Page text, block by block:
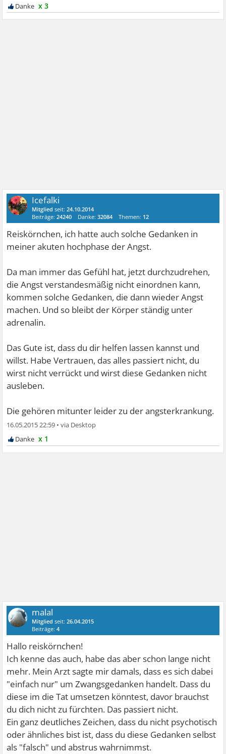
x 3
Icefalki
Mitglied seit:24.10.2014
Beiträge:24240 Danke:32084 Themen: 12
Reiskörnchen, ich hatte auch solche Gedanken in
meiner akuten hochphase der Angst.
Da man immer das Gefühl hat, jetzt durchzudrehen,
die Angst verstandesmäßig nicht einordnen kann,
kommen solche Gedanken, die dann wieder Angst
machen. Und so bleibt der Körper ständig unter
adrenalin.
Das Gute ist, dass du dir helfen lassen kannst und
willst. Habe Vertrauen, das alles passiert nicht, du
wirst nicht verrückt und wirst diese Gedanken nicht
ausleben.
Die gehören mitunter leider zu der angsterkrankung.
16.05.2015 22:59 •
x 1
malal
Mitglied seit:26.04.2015
Beiträge:4
Hallo reiskörnchen!
Ich kenne das auch, habe das aber schon lange nicht
mehr. Mein Arzt sagte mir damals, dass es sich dabei
"einfach nur" um Zwangsgedanken handelt. Dass du
diese im die Tat umsetzen könntest, davor brauchst
du dich nicht zu fürchten. Das passiert nicht.
Ein ganz deutliches Zeichen, dass du nicht psychotisch
oder ähnliches bist ist, dass du diese Gedanken selbst
als "falsch" und abstrus wahrnimmst.